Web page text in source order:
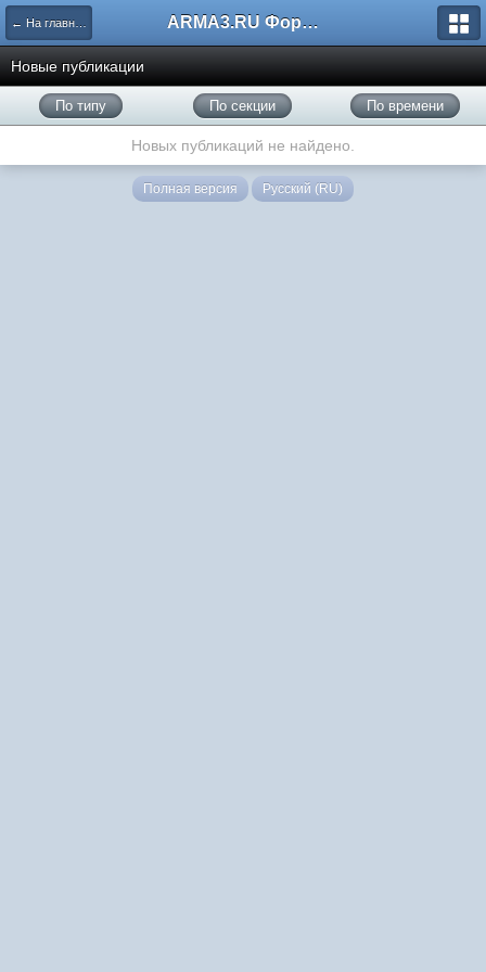
← На главную ARMA3.RU Форум
Новые публикации
По типу По секции По времени
Новых публикаций не найдено.
Полная версия Русский (RU)